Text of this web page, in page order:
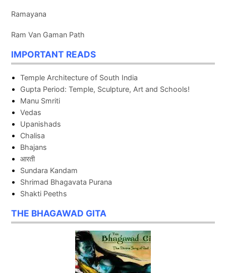
Ramayana
Ram Van Gaman Path
IMPORTANT READS
Temple Architecture of South India
Gupta Period: Temple, Sculpture, Art and Schools!
Manu Smriti
Vedas
Upanishads
Chalisa
Bhajans
आरती
Sundara Kandam
Shrimad Bhagavata Purana
Shakti Peeths
THE BHAGAWAD GITA